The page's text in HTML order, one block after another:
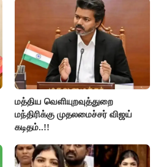
மத்திய வெளியுறவுத்துறை
மந்திரிக்கு முதலமைச்சர் விஜய்
கடிதம்..!!